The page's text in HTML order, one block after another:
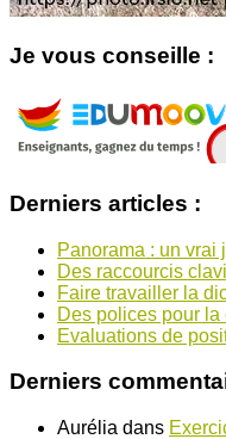
Je vous conseille :
Derniers articles :
Panorama : un vrai
Des raccourcis
Faire travailler la
Des polices pour la
Evaluations de
Derniers
Aurélia dans